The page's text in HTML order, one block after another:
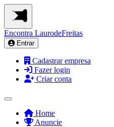
Encontra LaurodeFreitas
Entrar
Cadastrar empresa
Fazer login
Criar conta
Home
Anuncie